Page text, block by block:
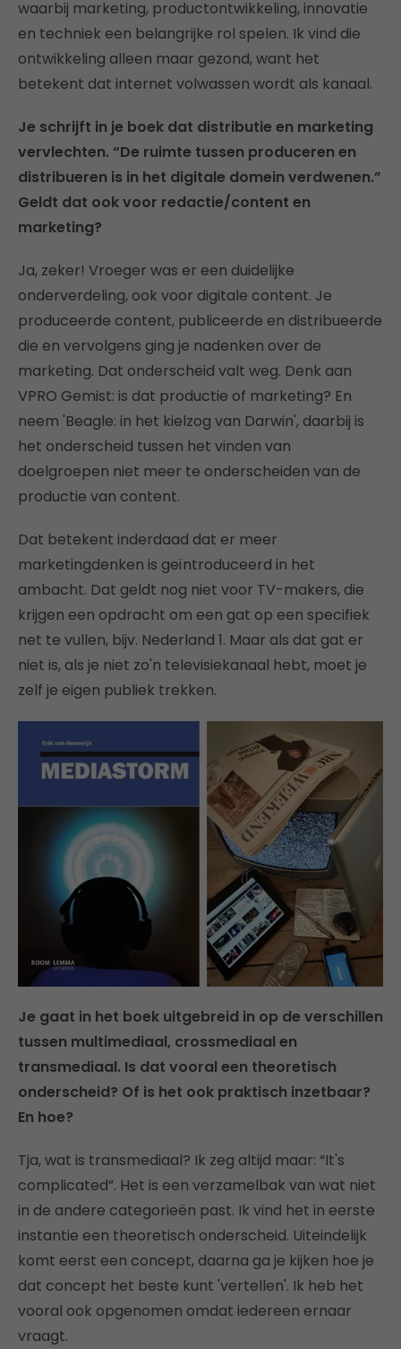
waarbij marketing, productontwikkeling, innovatie
en techniek een belangrijke rol spelen. Ik vind die
ontwikkeling alleen maar gezond, want het
betekent dat internet volwassen wordt als kanaal.
Je schrijft in je boek dat distributie en marketing
vervlechten. “De ruimte tussen produceren en
distribueren is in het digitale domein verdwenen.”
Geldt dat ook voor redactie/content en
marketing?
Ja, zeker! Vroeger was er een duidelijke
onderverdeling, ook voor digitale content. Je
produceerde content, publiceerde en distribueerde
die en vervolgens ging je nadenken over de
marketing. Dat onderscheid valt weg. Denk aan
VPRO Gemist: is dat productie of marketing? En
neem 'Beagle: in het kielzog van Darwin', daarbij is
het onderscheid tussen het vinden van
doelgroepen niet meer te onderscheiden van de
productie van content.
Dat betekent inderdaad dat er meer
marketingdenken is geïntroduceerd in het
ambacht. Dat geldt nog niet voor TV-makers, die
krijgen een opdracht om een gat op een specifiek
net te vullen, bijv. Nederland 1. Maar als dat gat er
niet is, als je niet zo'n televisiekanaal hebt, moet je
zelf je eigen publiek trekken.
Je gaat in het boek uitgebreid in op de verschillen
tussen multimediaal, crossmediaal en
transmediaal. Is dat vooral een theoretisch
onderscheid? Of is het ook praktisch inzetbaar?
En hoe?
Tja, wat is transmediaal? Ik zeg altijd maar: “It's
complicated”. Het is een verzamelbak van wat niet
in de andere categorieën past. Ik vind het in eerste
instantie een theoretisch onderscheid. Uiteindelijk
komt eerst een concept, daarna ga je kijken hoe je
dat concept het beste kunt 'vertellen'. Ik heb het
vooral ook opgenomen omdat iedereen ernaar
vraagt.